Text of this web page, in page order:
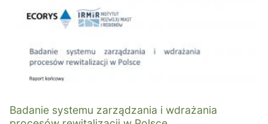
Badanie systemu zarządzania i wdrażania